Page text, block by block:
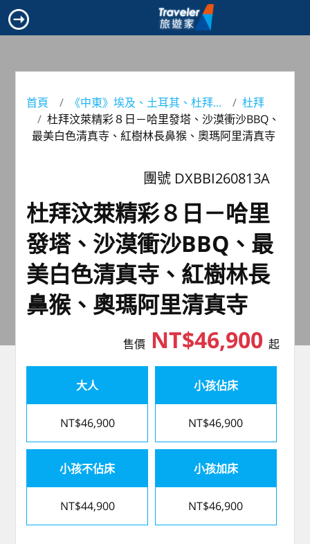
首頁 《中東》埃及、土耳其、杜拜...
杜拜
杜拜汶萊精彩８日－哈里發塔、沙漠衝沙BBQ、
最美白色清真寺、紅樹林長鼻猴、奧瑪阿里清真寺
團號 DXBBI260813A
杜拜汶萊精彩８日－哈里
發塔、沙漠衝沙BBQ、最
美白色清真寺、紅樹林長
鼻猴、奧瑪阿里清真寺
售價NT$46,900 起
大人
NT$46,900
小孩佔床
NT$46,900
小孩不佔床
NT$44,900
小孩加床
NT$46,900